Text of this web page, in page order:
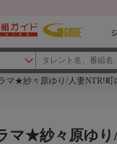
マ★紗々原ゆり/人妻NTR!
マ★紗々原ゆ